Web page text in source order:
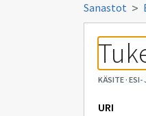
Sanastot
KÄSITE· ESI-
URI